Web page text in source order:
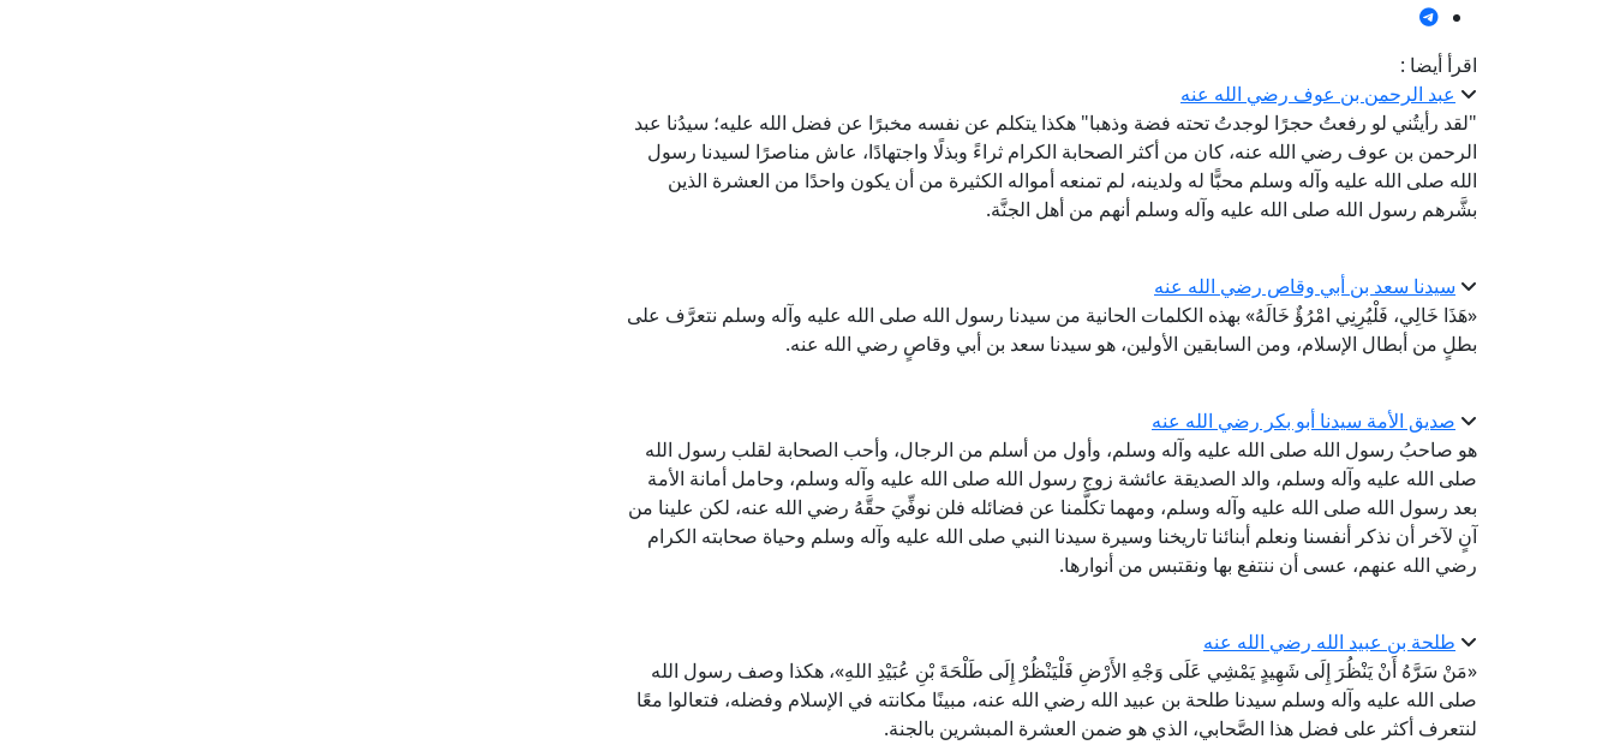
اقرأ أيضا :
عبد الرحمن بن عوف رضي الله عنه
"لقد رأيتُني لو رفعتُ حجرًا لوجدتُ تحته فضة وذهبا" هكذا يتكلم عن نفسه مخبرًا عن فضل الله عليه؛ سيدُنا عبد
الرحمن بن عوف رضي الله عنه، كان من أكثر الصحابة الكرام ثراءً وبذلًا واجتهادًا، عاش مناصرًا لسيدنا رسول
الله صلى الله عليه وآله وسلم محبًّا له ولدينه، لم تمنعه أمواله الكثيرة من أن يكون واحدًا من العشرة الذين
بشَّرهم رسول الله صلى الله عليه وآله وسلم أنهم من أهل الجنَّة.
سيدنا سعد بن أبي وقاص رضي الله عنه
«هَذَا خَالِي، فَلْيُرِنِي امْرُؤٌ خَالَهُ» بهذه الكلمات الحانية من سيدنا رسول الله صلى الله عليه وآله وسلم نتعرَّف على
بطلٍ من أبطال الإسلام، ومن السابقين الأولين، هو سيدنا سعد بن أبي وقاصٍ رضي الله عنه.
صديق الأمة سيدنا أبو بكر رضي الله عنه
هو صاحبُ رسول الله صلى الله عليه وآله وسلم، وأول من أسلم من الرجال، وأحب الصحابة لقلب رسول الله
صلى الله عليه وآله وسلم، والد الصديقة عائشة زوج رسول الله صلى الله عليه وآله وسلم، وحامل أمانة الأمة
بعد رسول الله صلى الله عليه وآله وسلم، ومهما تكلَّمنا عن فضائله فلن نوفِّيَ حقَّهُ رضي الله عنه، لكن علينا من
آنٍ لآخر أن نذكر أنفسنا ونعلم أبنائنا تاريخنا وسيرة سيدنا النبي صلى الله عليه وآله وسلم وحياة صحابته الكرام
رضي الله عنهم، عسى أن ننتفع بها ونقتبس من أنوارها.
طلحة بن عبيد الله رضي الله عنه
«مَنْ سَرَّهُ أَنْ يَنْظُرَ إِلَى شَهِيدٍ يَمْشِي عَلَى وَجْهِ الأَرْضِ فَلْيَنْظُرْ إِلَى طَلْحَةَ بْنِ عُبَيْدِ اللهِ»، هكذا وصف رسول الله
صلى الله عليه وآله وسلم سيدنا طلحة بن عبيد الله رضي الله عنه، مبينًا مكانته في الإسلام وفضله، فتعالوا معًا
لنتعرف أكثر على فضل هذا الصَّحابي، الذي هو ضمن العشرة المبشرين بالجنة.